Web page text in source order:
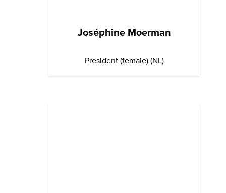
Joséphine Moerman
President (female) (NL)